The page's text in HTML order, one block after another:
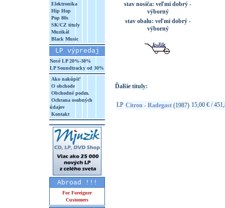
Elektronika
Hip Hop
Pop 80s
SK/CZ tituly
Muzikál
Black Music
LP výpredaj
Nové LP 20%-30%
LP Soundtracky od 30%
Ako nakúpiť
O obchode
Obchodné podm.
Ochrana osobných
údajov
Kontakt
Abroad !!!
For Foreigner
Customers
stav nosiča: veľmi dobrý -
výborný
stav obalu: veľmi dobrý -
výborný
Ďalšie tituly:
LP Citron - Radegast(1987) 15,00 € /